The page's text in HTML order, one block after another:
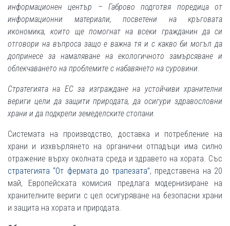
информационен център – Габрово подготвя поредица от
информационни материали, посветени на кръговата
икономика, които ще помогнат на всеки гражданин да си
отговори на въпроса защо е важна тя и с какво би могъл да
допринесе за намаляване на екологичното замърсяване и
облекчаването на проблемите с набавянето на суровини.
Стратегията на ЕС за изграждане на устойчиви хранителни
вериги цели да защити природата, да осигури здравословни
храни и да подкрепи земеделските стопани.
Системата на производство, доставка и потребление на
храни и изхвърлянето на органични отпадъци има силно
отражение върху околната среда и здравето на хората. Със
стратегията “От фермата до трапезата”, представена на 20
май, Европейската комисия предлага модернизиране на
хранителните вериги с цел осигуряване на безопасни храни
и защита на хората и природата.